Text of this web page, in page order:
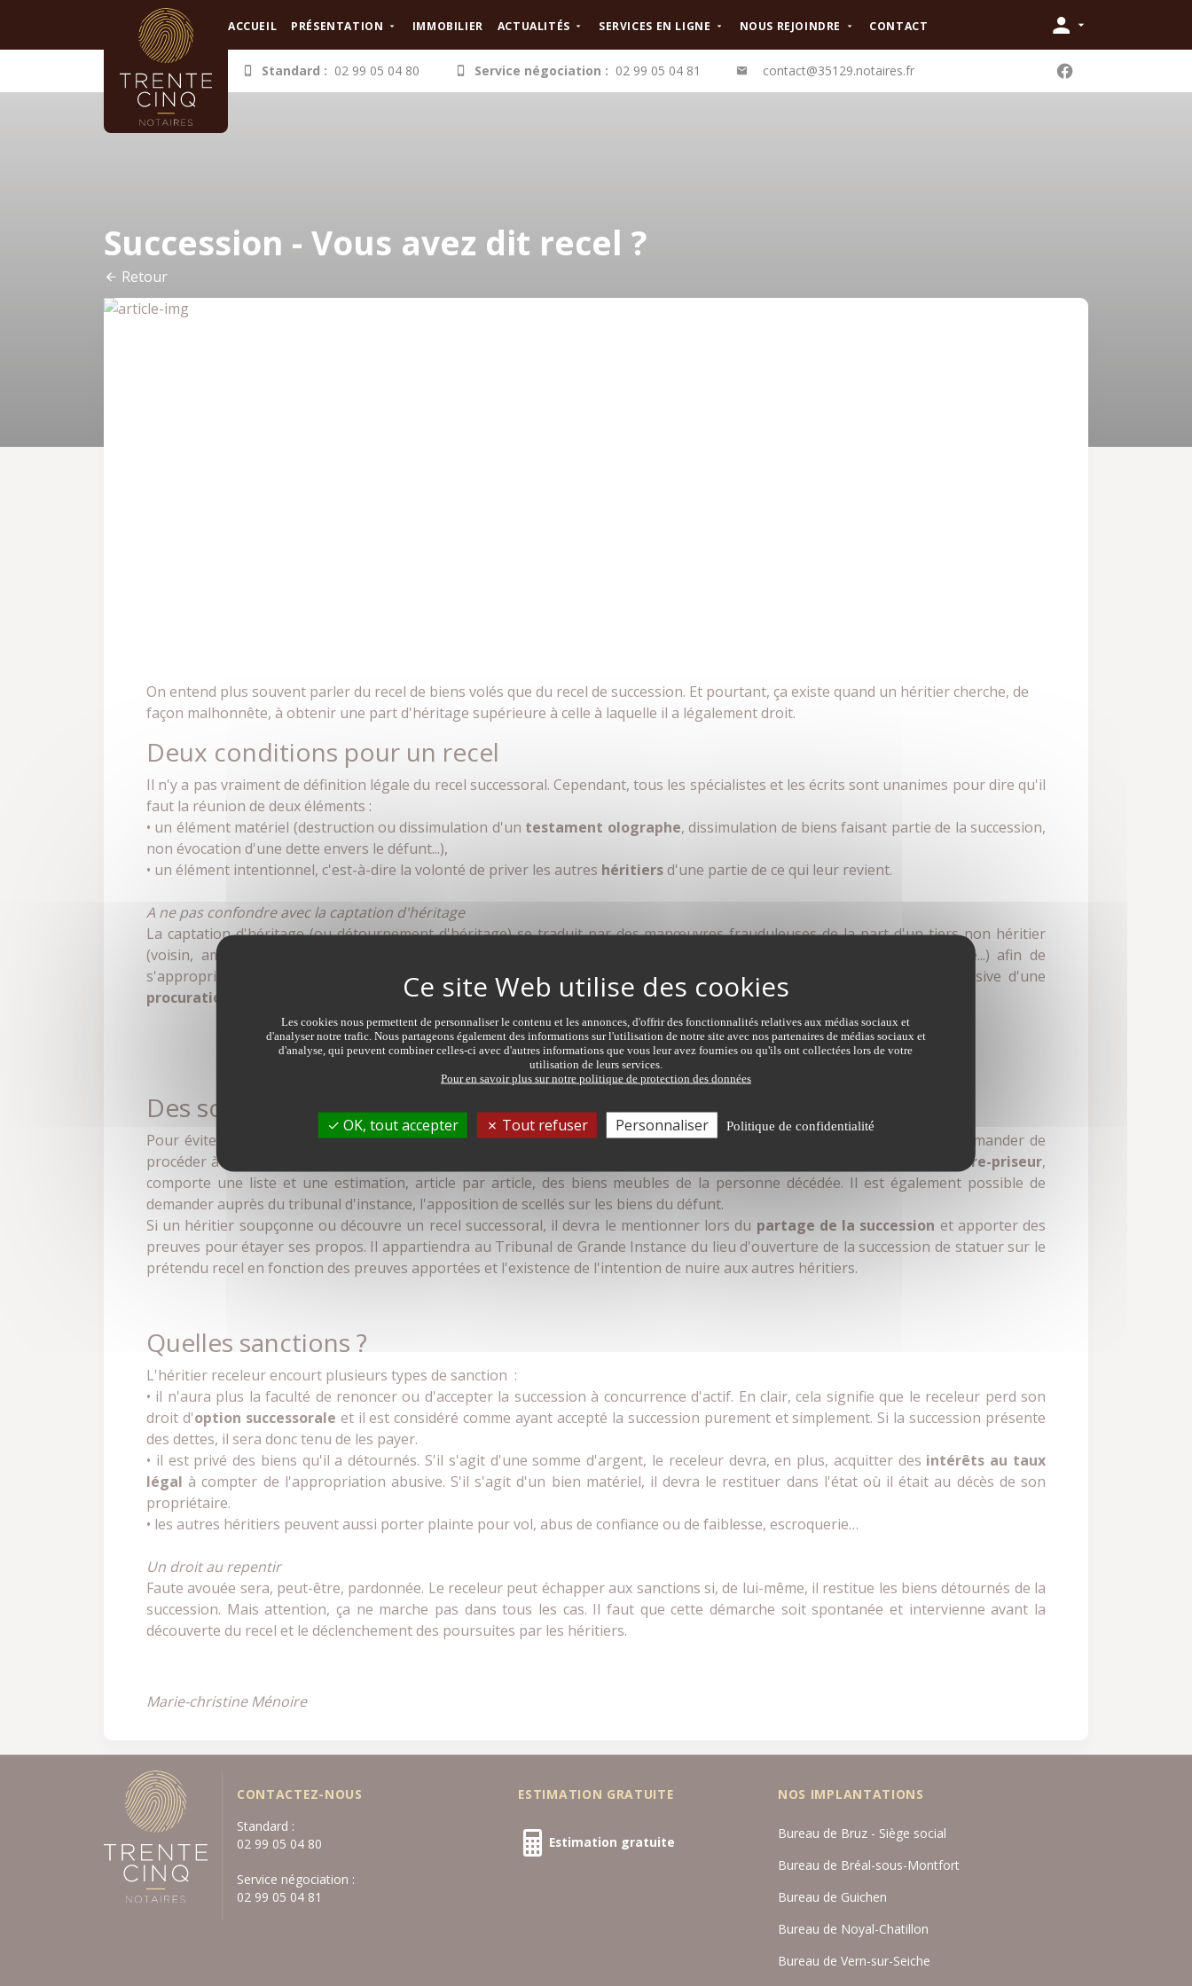
ACCUEIL PRÉSENTATION IMMOBILIER ACTUALITÉS SERVICES EN LIGNE NOUS REJOINDRE CONTACT
Standard : 02 99 05 04 80 Service négociation : 02 99 05 04 81 contact@35129.notaires.fr
Succession - Vous avez dit recel ?
Retour
On entend plus souvent parler du recel de biens volés que du recel de succession. Et pourtant, ça existe quand un héritier cherche, de
façon malhonnête, à obtenir une part d'héritage supérieure à celle à laquelle il a légalement droit.
Deux conditions pour un recel
Il n'y a pas vraiment de définition légale du recel successoral. Cependant, tous les spécialistes et les écrits sont unanimes pour dire qu'il
faut la réunion de deux éléments :
• un élément matériel (destruction ou dissimulation d'un testament olographe, dissimulation de biens faisant partie de la succession,
non évocation d'une dette envers le défunt...),
• un élément intentionnel, c'est-à-dire la volonté de priver les autres héritiersd'une partie de ce qui leur revient.
A ne pas confondre avec la captation d'héritage
La captation d'héritage (ou détournement d'héritage) se traduit par des manœuvres frauduleuses de la part d'un tiers non héritier
(voisin, ami, aide à domicile...) pour profiter de la vulnérabilité d'une personne (âge, maladie, faiblesse psychologique...) afin de
s'approprier tout ou partie des biens de sa future succession. Pour cela, divers moyens sont utilisés : utilisation abusive d'une
procuration bancaire
, détournement de liquidités, souscription d'une assurance-vie...
Des solutions pour prévenir le recel successoral
Pour éviter le recel, votre meilleur allié sera le notaire. Dès l'ouverture d'une succession, les héritiers auront intérêt à demander de
procéder à un inventaire de la succession. Cet acte établi par un notaire, éventuellement avec l'assistance d'un
commissaire-priseur,
comporte une liste et une estimation, article par article, des biens meubles de la personne décédée. Il est également possible de
demander auprès du tribunal d'instance, l'apposition de scellés sur les biens du défunt.
Si un héritier soupçonne ou découvre un recel successoral, il devra le mentionner lors du partage de la succession et apporter des
preuves pour étayer ses propos. Il appartiendra au Tribunal de Grande Instance du lieu d'ouverture de la succession de statuer sur le
prétendu recel en fonction des preuves apportées et l'existence de l'intention de nuire aux autres héritiers.
Quelles sanctions ?
L'héritier receleur encourt plusieurs types de sanction :
• il n'aura plus la faculté de renoncer ou d'accepter la succession à concurrence d'actif. En clair, cela signifie que le receleur perd son
droit d'option successorale et il est considéré comme ayant accepté la succession purement et simplement. Si la succession présente
des dettes, il sera donc tenu de les payer.
• il est privé des biens qu'il a détournés. S'il s'agit d'une somme d'argent, le receleur devra, en plus, acquitter des intérêts au taux
légal à compter de l'appropriation abusive. S'il s'agit d'un bien matériel, il devra le restituer dans l'état où il était au décès de son
propriétaire.
• les autres héritiers peuvent aussi porter plainte pour vol, abus de confiance ou de faiblesse, escroquerie…
Un droit au repentir
Faute avouée sera, peut-être, pardonnée. Le receleur peut échapper aux sanctions si, de lui-même, il restitue les biens détournés de la
succession. Mais attention, ça ne marche pas dans tous les cas. Il faut que cette démarche soit spontanée et intervienne avant la
découverte du recel et le déclenchement des poursuites par les héritiers.
Marie-christine Ménoire
CONTACTEZ-NOUS
Standard :
02 99 05 04 80
Service négociation :
02 99 05 04 81
ESTIMATION GRATUITE
Estimation gratuite
NOS IMPLANTATIONS
Bureau de Bruz - Siège social
Bureau de Bréal-sous-Montfort
Bureau de Guichen
Bureau de Noyal-Chatillon
Bureau de Vern-sur-Seiche
Panneau de gestion des cookies
Les cookies nous permettent de personnaliser le contenu et les annonces, d'offrir des fonctionnalités relatives aux médias sociaux et
d'analyser notre trafic. Nous partageons également des informations sur l'utilisation de notre site avec nos partenaires de médias sociaux et
d'analyse, qui peuvent combiner celles-ci avec d'autres informations que vous leur avez fournies ou qu'ils ont collectées lors de votre
utilisation de leurs services.
Pour en savoir plus sur notre politique de protection des données
OK, tout accepter Tout refuser Personnaliser Politique de confidentialité